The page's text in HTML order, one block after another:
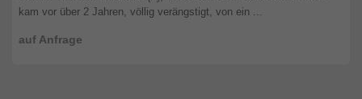
auf Anfrage
kam vor über 2 Jahren, völlig verängstigt, von ein ...